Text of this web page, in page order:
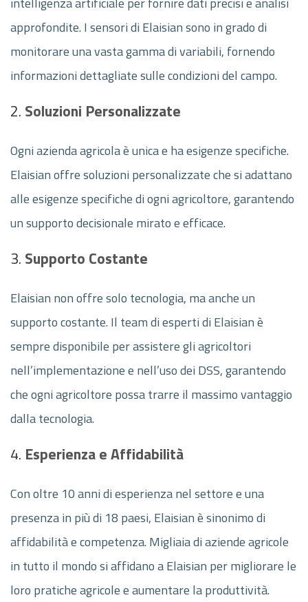
approfondite. I sensori di Elaisian sono in grado di
monitorare una vasta gamma di variabili, fornendo
informazioni dettagliate sulle condizioni del campo.
2. Soluzioni Personalizzate
Ogni azienda agricola è unica e ha esigenze specifiche.
Elaisian offre soluzioni personalizzate che si adattano
alle esigenze specifiche di ogni agricoltore, garantendo
un supporto decisionale mirato e efficace.
3. Supporto Costante
Elaisian non offre solo tecnologia, ma anche un
supporto costante. Il team di esperti di Elaisian è
sempre disponibile per assistere gli agricoltori
nell’implementazione e nell’uso dei DSS, garantendo
che ogni agricoltore possa trarre il massimo vantaggio
dalla tecnologia.
4. Esperienza e Affidabilità
Con oltre 10 anni di esperienza nel settore e una
presenza in più di 18 paesi, Elaisian è sinonimo di
affidabilità e competenza. Migliaia di aziende agricole
in tutto il mondo si affidano a Elaisian per migliorare le
loro pratiche agricole e aumentare la produttività.